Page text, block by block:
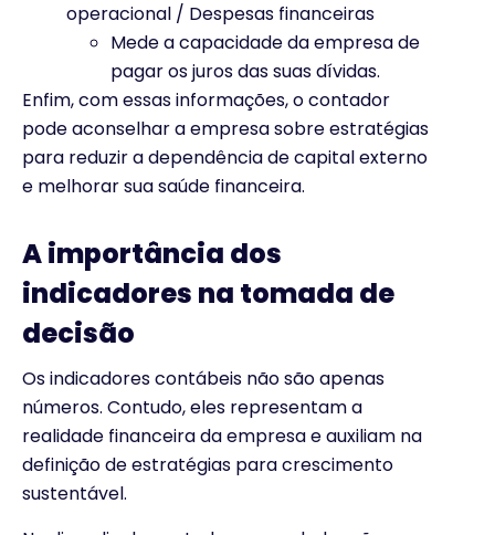
operacional / Despesas financeiras
Mede a capacidade da empresa de
pagar os juros das suas dívidas.
Enfim, com essas informações, o contador
pode aconselhar a empresa sobre estratégias
para reduzir a dependência de capital externo
e melhorar sua saúde financeira.
A importância dos
indicadores na tomada de
decisão
Os indicadores contábeis não são apenas
números. Contudo, eles representam a
realidade financeira da empresa e auxiliam na
definição de estratégias para crescimento
sustentável.